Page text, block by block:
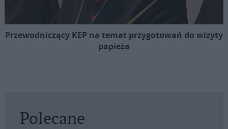
Przewodniczący KEP na temat przygotowań do wizyty
papieża
Polecane